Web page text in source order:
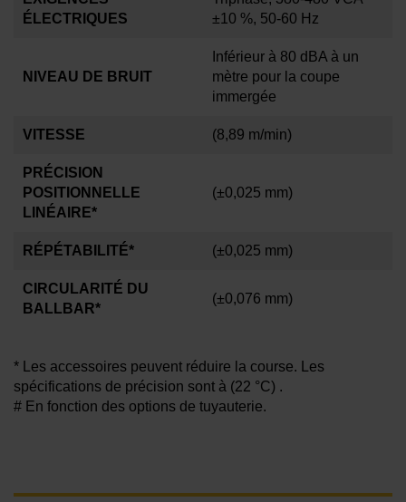
ÉLECTRIQUES
±10 %, 50-60 Hz
NIVEAU DE BRUIT
Inférieur à 80 dBA à un
mètre pour la coupe
immergée
VITESSE (8,89 m/min)
PRÉCISION
POSITIONNELLE
LINÉAIRE*
(±0,025 mm)
RÉPÉTABILITÉ* (±0,025 mm)
CIRCULARITÉ DU
BALLBAR*
(±0,076 mm)
* Les accessoires peuvent réduire la course. Les
spécifications de précision sont à (22 °C) .
# En fonction des options de tuyauterie.